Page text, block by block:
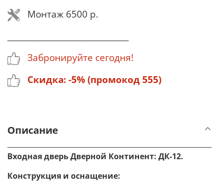
Монтаж 6500 р.
Забронируйте сегодня!
Скидка: -5% (промокод 555)
Описание
Входная дверь Дверной Континент: ДК-12.
Конструкция и оснащение: